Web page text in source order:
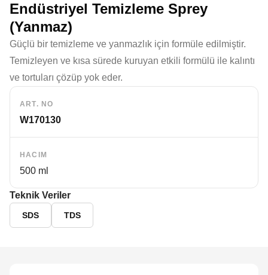
Endüstriyel Temizleme Sprey
(Yanmaz)
Güçlü bir temizleme ve yanmazlık için formüle edilmiştir.
Temizleyen ve kısa sürede kuruyan etkili formülü ile kalıntı
ve tortuları çözüp yok eder.
ART. NO
W170130
HACIM
500 ml
Teknik Veriler
SDS TDS